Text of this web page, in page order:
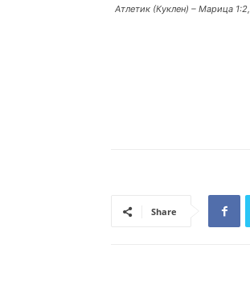
Атлетик (Куклен) – Марица
Share